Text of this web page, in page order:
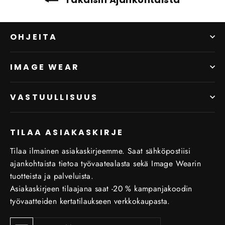
OHJEITA
IMAGE WEAR
VASTUULLISUUS
TILAA ASIAKASKIRJE
Tilaa ilmainen asiakaskirjeemme. Saat sähköpostiisi
ajankohtaista tietoa työvaatealasta sekä Image Wearin
tuotteista ja palveluista.
Asiakaskirjeen tilaajana saat -20 % kampanjakoodin
työvaatteiden kertatilaukseen verkkokaupasta.
Tilaa